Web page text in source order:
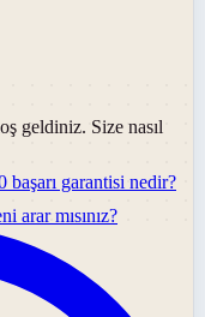
geldiniz. Size nasıl
başarı garantisi nedir?
arar mısınız?